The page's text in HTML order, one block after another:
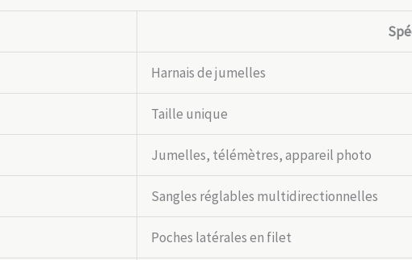
Harnais de jumelles
Taille unique
Jumelles, télémètres, appareil photo
Sangles réglables multidirectionnelles
Poches latérales en filet